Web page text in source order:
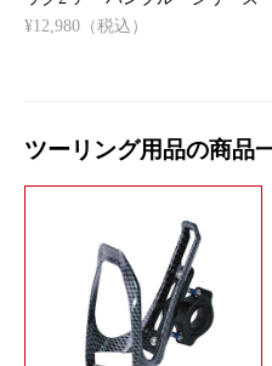
¥12,980（税込）
ツーリング用品の商品